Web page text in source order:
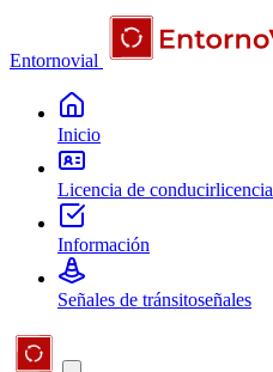
Entornovial
Inicio
Licencia de conducirlicencia
Información
Señales de tránsitoseñales